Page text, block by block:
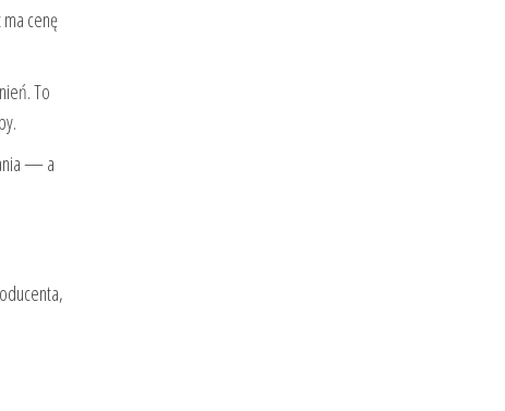
cenę
To
— a